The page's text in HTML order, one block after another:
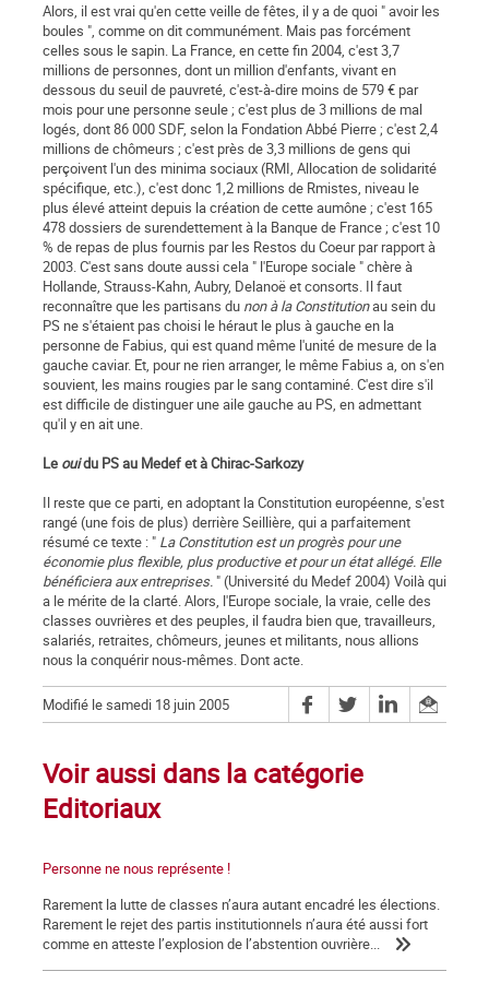
Alors, il est vrai qu'en cette veille de fêtes, il y a de quoi " avoir les
boules ", comme on dit communément. Mais pas forcément
celles sous le sapin. La France, en cette fin 2004, c'est 3,7
millions de personnes, dont un million d'enfants, vivant en
dessous du seuil de pauvreté, c'est-à-dire moins de 579 € par
mois pour une personne seule ; c'est plus de 3 millions de mal
logés, dont 86 000 SDF, selon la Fon­dation Abbé Pierre ; c'est 2,4
mil­lions de chômeurs ; c'est près de 3,3 millions de gens qui
perçoivent l'un des minima sociaux (RMI, Allocation de solidarité
spécifique, etc.), c'est donc 1,2 millions de Rmistes, niveau le
plus élevé atteint depuis la création de cette aumône ; c'est 165
478 dossiers de surendettement à la Banque de France ; c'est 10
% de repas de plus fournis par les Restos du Coeur par rapport à
2003. C'est sans doute aussi cela " l'Europe sociale " chère à
Hollande, Strauss-Kahn, Aubry, Delanoë et consorts. Il faut
reconnaître que les partisans du non à la Constitutionau sein du
PS ne s'étaient pas choisi le héraut le plus à gauche en la
personne de Fabius, qui est quand même l'unité de mesure de la
gauche caviar. Et, pour ne rien arranger, le même Fabius a, on s'en
souvient, les mains rougies par le sang contaminé. C'est dire s'il
est difficile de distinguer une aile gauche au PS, en admettant
qu'il y en ait une.
Le ouidu PS au Medef et à Chirac-Sarkozy
Il reste que ce parti, en adoptant la Constitution européenne, s'est
rangé (une fois de plus) derrière Seillière, qui a parfaitement
résumé ce texte : " La Constitution est un progrès pour une
économie plus flexible, plus productive et pour un état allégé. Elle
bénéficiera aux entreprises." (Université du Medef 2004) Voilà qui
a le mérite de la clarté. Alors, l'Europe sociale, la vraie, celle des
classes ouvrières et des peuples, il faudra bien que, travailleurs,
salariés, retraites, chômeurs, jeunes et militants, nous allions
nous la conquérir nous-mêmes. Dont acte.
Modifié le samedi 18 juin 2005
Voir aussi dans la catégorie
Editoriaux
Personne ne nous représente !
Rarement la lutte de classes n’aura autant encadré les élections.
Rarement le rejet des partis institutionnels n’aura été aussi fort
comme en atteste l’explosion de l’abstention ouvrière...